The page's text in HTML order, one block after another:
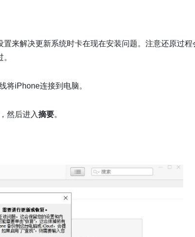
来解决更新系统时卡在现在安装问题。注意还原过程
将iPhone连接到电脑。
然后进入摘要。